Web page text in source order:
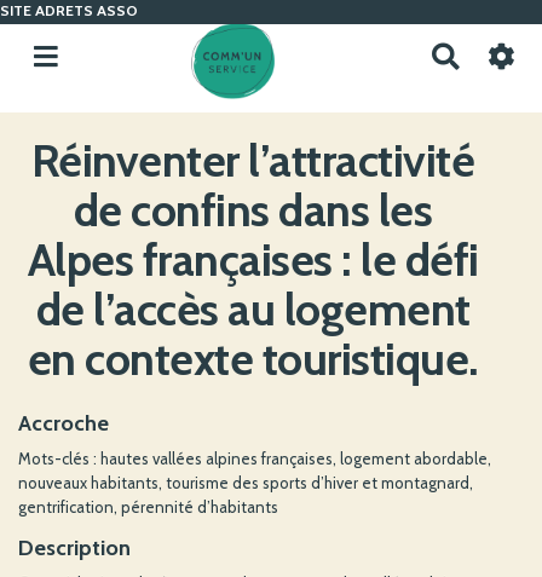
SITE ADRETS ASSO
c
e
h
e
r
Réinventer l’attractivité
de confins dans les
Alpes françaises : le défi
de l’accès au logement
en contexte touristique.
Accroche
Mots-clés : hautes vallées alpines françaises, logement abordable,
nouveaux habitants, tourisme des sports d’hiver et montagnard,
gentrification, pérennité d’habitants
Description